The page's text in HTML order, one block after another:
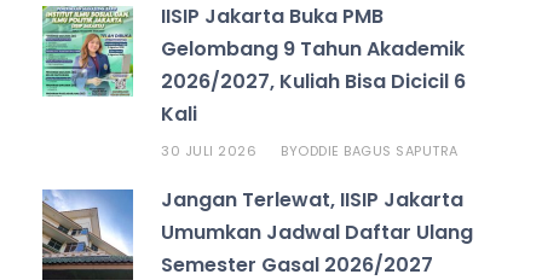
IISIP Jakarta Buka PMB
Gelombang 9 Tahun Akademik
2026/2027, Kuliah Bisa Dicicil 6
Kali
30 JULI 2026 BYODDIE BAGUS SAPUTRA
Jangan Terlewat, IISIP Jakarta
Umumkan Jadwal Daftar Ulang
Semester Gasal 2026/2027